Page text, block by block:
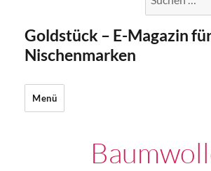
nach:
Goldstück – E-Magazin
Nischenmarken
Menü